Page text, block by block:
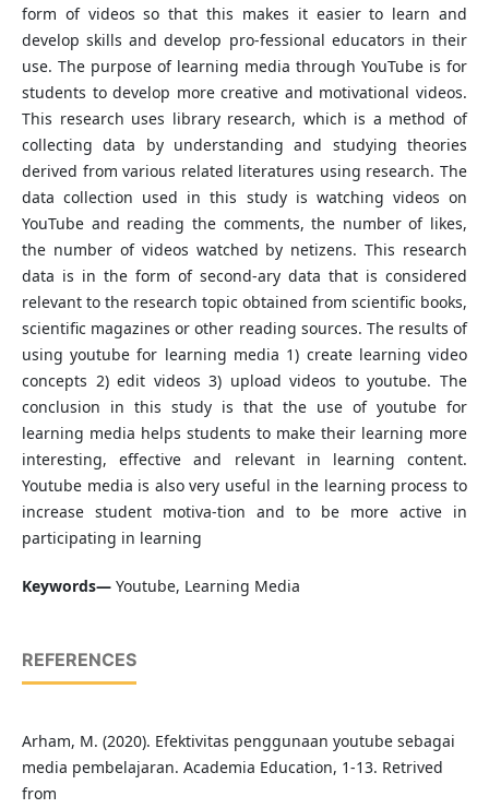
form of videos so that this makes it easier to learn and
develop skills and develop pro-fessional educators in their
use. The purpose of learning media through YouTube is for
students to develop more creative and motivational videos.
This research uses library research, which is a method of
collecting data by understanding and studying theories
derived from various related literatures using research. The
data collection used in this study is watching videos on
YouTube and reading the comments, the number of likes,
the number of videos watched by netizens. This research
data is in the form of second-ary data that is considered
relevant to the research topic obtained from scientific books,
scientific magazines or other reading sources. The results of
using youtube for learning media 1) create learning video
concepts 2) edit videos 3) upload videos to youtube. The
conclusion in this study is that the use of youtube for
learning media helps students to make their learning more
interesting, effective and relevant in learning content.
Youtube media is also very useful in the learning process to
increase student motiva-tion and to be more active in
participating in learning
Keywords—Youtube, Learning Media
REFERENCES
Arham, M. (2020). Efektivitas penggunaan youtube sebagai
media pembelajaran. Academia Education, 1-13. Retrived
from